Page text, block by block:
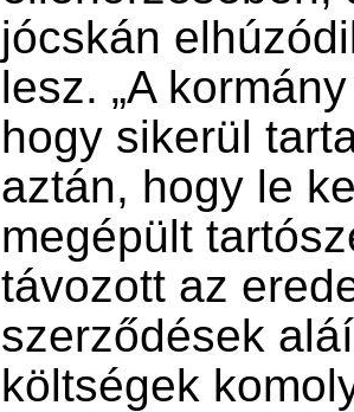
jócskán
lesz. „A
hogy sikerül
aztán, hogy le
megépült
távozott az
szerződések
költségek